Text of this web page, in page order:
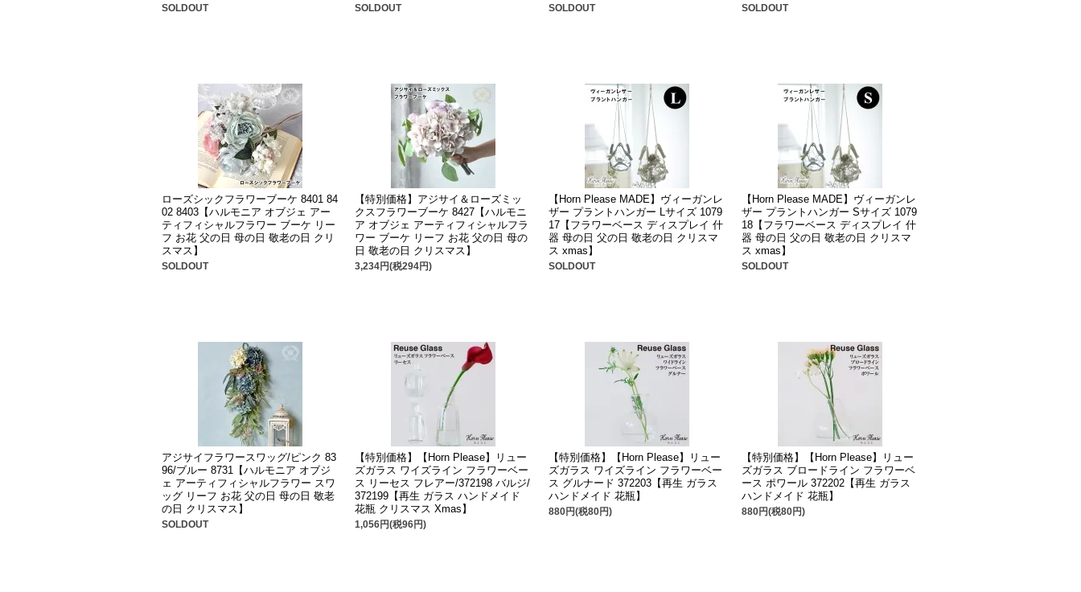
SOLDOUT SOLDOUT SOLDOUT SOLDOUT
ローズシックフラワーブーケ 8401 84
02 8403【ハルモニア オブジェ アー
ティフィシャルフラワー ブーケ リー
フ お花 父の日 母の日 敬老の日 クリ
スマス】
SOLDOUT
【特別価格】アジサイ＆ローズミッ
クスフラワーブーケ 8427【ハルモニ
ア オブジェ アーティフィシャルフラ
ワー ブーケ リーフ お花 父の日 母の
日 敬老の日 クリスマス】
3,234円(税294円)
【Horn Please MADE】ヴィーガンレ
ザー プラントハンガー Lサイズ 1079
17【フラワーベース ディスプレイ 什
器 母の日 父の日 敬老の日 クリスマ
ス xmas】
SOLDOUT
【Horn Please MADE】ヴィーガンレ
ザー プラントハンガー Sサイズ 1079
18【フラワーベース ディスプレイ 什
器 母の日 父の日 敬老の日 クリスマ
ス xmas】
SOLDOUT
アジサイフラワースワッグ/ピンク 83
96/ブルー 8731【ハルモニア オブジ
ェ アーティフィシャルフラワー スワ
ッグ リーフ お花 父の日 母の日 敬老
の日 クリスマス】
SOLDOUT
【特別価格】【Horn Please】リュー
ズガラス ワイズライン フラワーベー
ス リーセス フレアー/372198 バルジ/
372199【再生 ガラス ハンドメイド
花瓶 クリスマス Xmas】
1,056円(税96円)
【特別価格】【Horn Please】リュー
ズガラス ワイズライン フラワーベー
ス グルナード 372203【再生 ガラス
ハンドメイド 花瓶】
880円(税80円)
【特別価格】【Horn Please】リュー
ズガラス ブロードライン フラワーベ
ース ポワール 372202【再生 ガラス
ハンドメイド 花瓶】
880円(税80円)